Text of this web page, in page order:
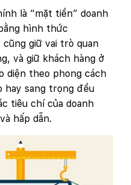
là “mặt tiền” doanh
hình thức
giữ vai trò quan
và giữ khách hàng ở
diện theo phong cách
hay sang trọng đều
tiêu chí của doanh
hấp dẫn.